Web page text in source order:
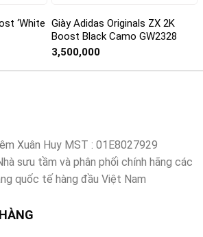
‘White Giày Adidas Originals ZX 2K
Boost Black Camo GW2328
3,500,000
Xuân Huy MST : 01E8027929
sưu tầm và phân phối chính hãng các
quốc tế hàng đầu Việt Nam